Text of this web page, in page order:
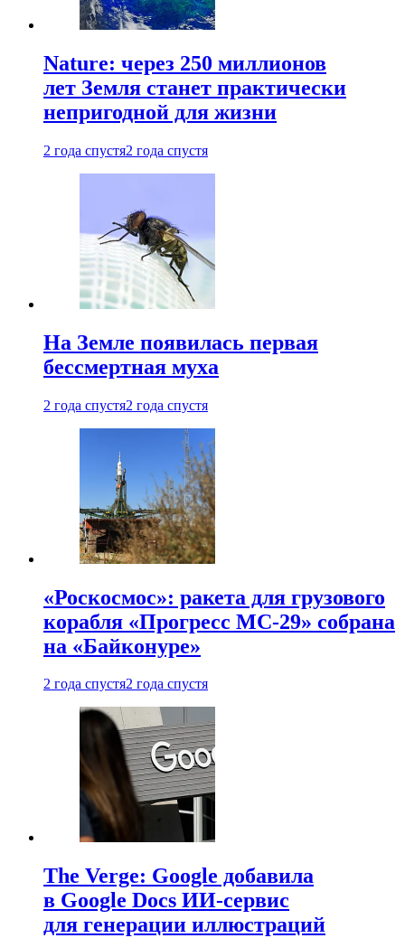
Nature: через 250 миллионов
лет Земля станет практически
непригодной для жизни
2 года спустя2 года спустя
На Земле появилась первая
бессмертная муха
2 года спустя2 года спустя
«Роскосмос»: ракета для грузового
корабля «Прогресс МС-29» собрана
на «Байконуре»
2 года спустя2 года спустя
The Verge: Google добавила
в Google Docs ИИ-сервис
для генерации иллюстраций